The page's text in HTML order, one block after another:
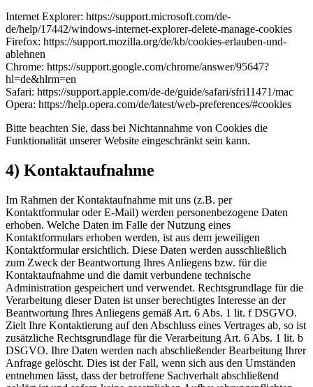
Internet Explorer: https://support.microsoft.com/de-
de/help/17442/windows-internet-explorer-delete-manage-cookies
Firefox: https://support.mozilla.org/de/kb/cookies-erlauben-und-
ablehnen
Chrome: https://support.google.com/chrome/answer/95647?
hl=de&hlrm=en
Safari: https://support.apple.com/de-de/guide/safari/sfri11471/mac
Opera: https://help.opera.com/de/latest/web-preferences/#cookies
Bitte beachten Sie, dass bei Nichtannahme von Cookies die
Funktionalität unserer Website eingeschränkt sein kann.
4) Kontaktaufnahme
Im Rahmen der Kontaktaufnahme mit uns (z.B. per
Kontaktformular oder E-Mail) werden personenbezogene Daten
erhoben. Welche Daten im Falle der Nutzung eines
Kontaktformulars erhoben werden, ist aus dem jeweiligen
Kontaktformular ersichtlich. Diese Daten werden ausschließlich
zum Zweck der Beantwortung Ihres Anliegens bzw. für die
Kontaktaufnahme und die damit verbundene technische
Administration gespeichert und verwendet. Rechtsgrundlage für die
Verarbeitung dieser Daten ist unser berechtigtes Interesse an der
Beantwortung Ihres Anliegens gemäß Art. 6 Abs. 1 lit. f DSGVO.
Zielt Ihre Kontaktierung auf den Abschluss eines Vertrages ab, so ist
zusätzliche Rechtsgrundlage für die Verarbeitung Art. 6 Abs. 1 lit. b
DSGVO. Ihre Daten werden nach abschließender Bearbeitung Ihrer
Anfrage gelöscht. Dies ist der Fall, wenn sich aus den Umständen
entnehmen lässt, dass der betroffene Sachverhalt abschließend